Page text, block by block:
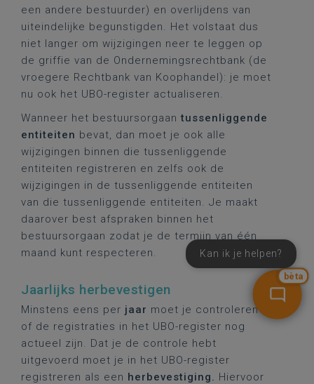
een andere bestuurder) en overlijdens van
uiteindelijke begunstigden. Het volstaat dus
niet langer om wijzigingen neer te leggen op
de griffie van de Ondernemingsrechtbank (de
vroegere Rechtbank van Koophandel): je moet
nu ook het UBO-register actualiseren.
Wanneer het bestuursorgaantussenliggende
entiteiten bevat, dan moet je ook alle
wijzigingen binnen die tussenliggende
entiteiten registreren en zelfs ook de
wijzigingen in de tussenliggende entiteiten
van die tussenliggende entiteiten. Je maakt
daarover best afspraken binnen het
bestuursorgaan zodat je de termijn van één
maand kunt respecteren.
Jaarlijks herbevestigen
Minstens eens per jaar moet je controleren
of de registraties in het UBO-register nog
actueel zijn. Dat je de controle hebt
uitgevoerd moet je in het UBO-register
registreren als een herbevestiging. Hiervoor
bèta
Kan ik je helpen?